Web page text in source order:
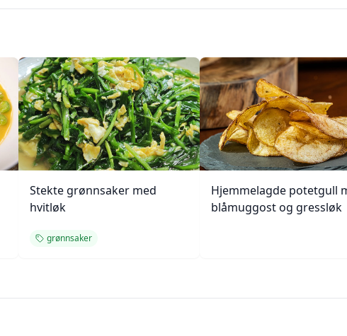
Stekte grønnsaker med
hvitløk
grønnsaker
Hjemmelagde potetgull
blåmuggost og gressløk